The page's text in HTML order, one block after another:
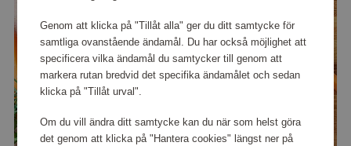
Genom att klicka på "Tillåt alla" ger du ditt samtycke för
samtliga ovanstående ändamål. Du har också möjlighet att
specificera vilka ändamål du samtycker till genom att
markera rutan bredvid det specifika ändamålet och sedan
klicka på "Tillåt urval".
Om du vill ändra ditt samtycke kan du när som helst göra
det genom att klicka på "Hantera cookies" längst ner på